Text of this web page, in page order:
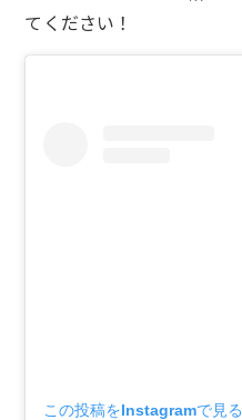
てください！
この投稿をInstagramで見る